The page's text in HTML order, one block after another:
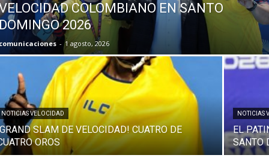
COLOMBIANO EN SANTO
2026
- 1 agosto, 2026
NOTICIAS VELOCIDAD
SLAM DE VELOCIDAD! CUATRO DE
OROS
NOTICIAS
EL
SANTO